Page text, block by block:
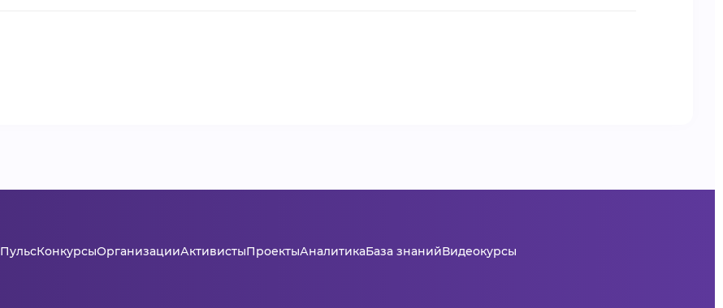
ПульсКонкурсыОрганизацииАктивистыПроектыАналитикаБаза знанийВидеокурсы